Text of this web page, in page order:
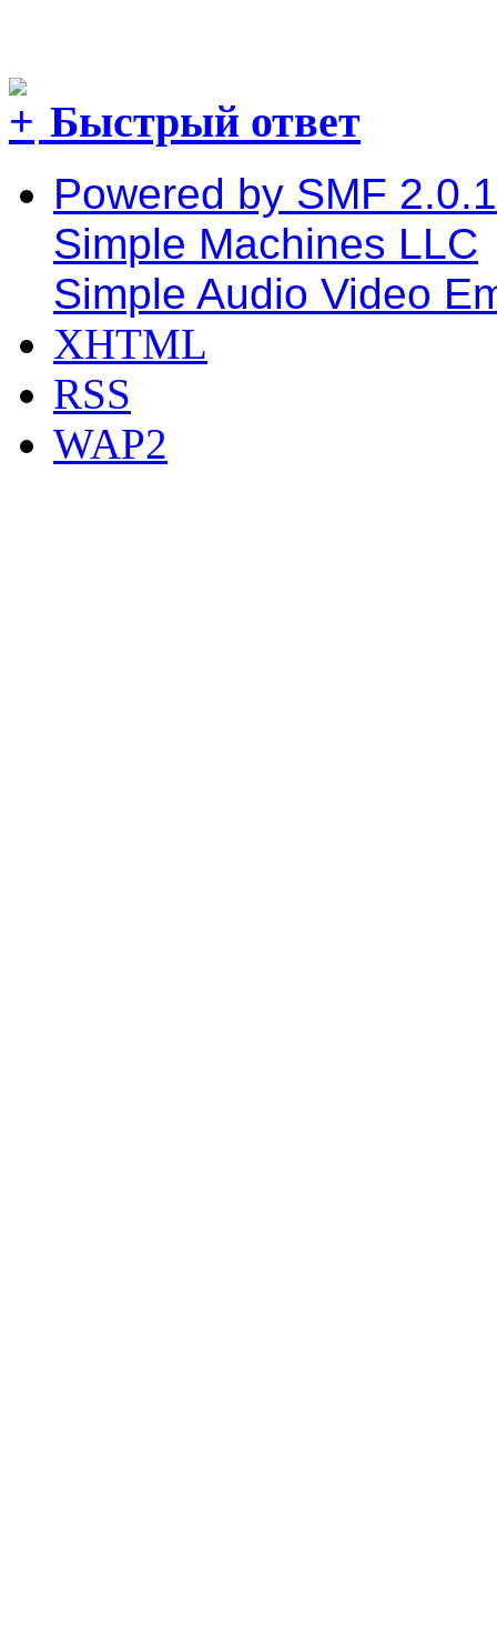
Быстрый ответ
Powered by SMF
Simple Machines LLC
Simple Audio Video
XHTML
RSS
WAP2